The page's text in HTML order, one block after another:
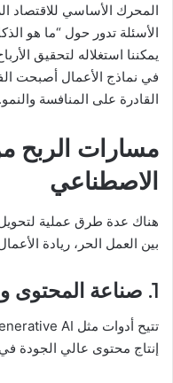
المحرك الأساسي للاقتصاد
الأسئلة تدور حول “ما هو
يمكننا استغلاله لتحقيق
في نماذج الأعمال أصبحت
القادرة على المنافسة والنمو.
مسارات الربح
الاصطناعي
هناك عدة طرق عملية لتحويل
بين العمل الحر، ريادة
1. صناعة المحتوى والإبداع الرقمي
تتيح أدوات مثل Generative AI (
إنتاج محتوى عالي الجودة